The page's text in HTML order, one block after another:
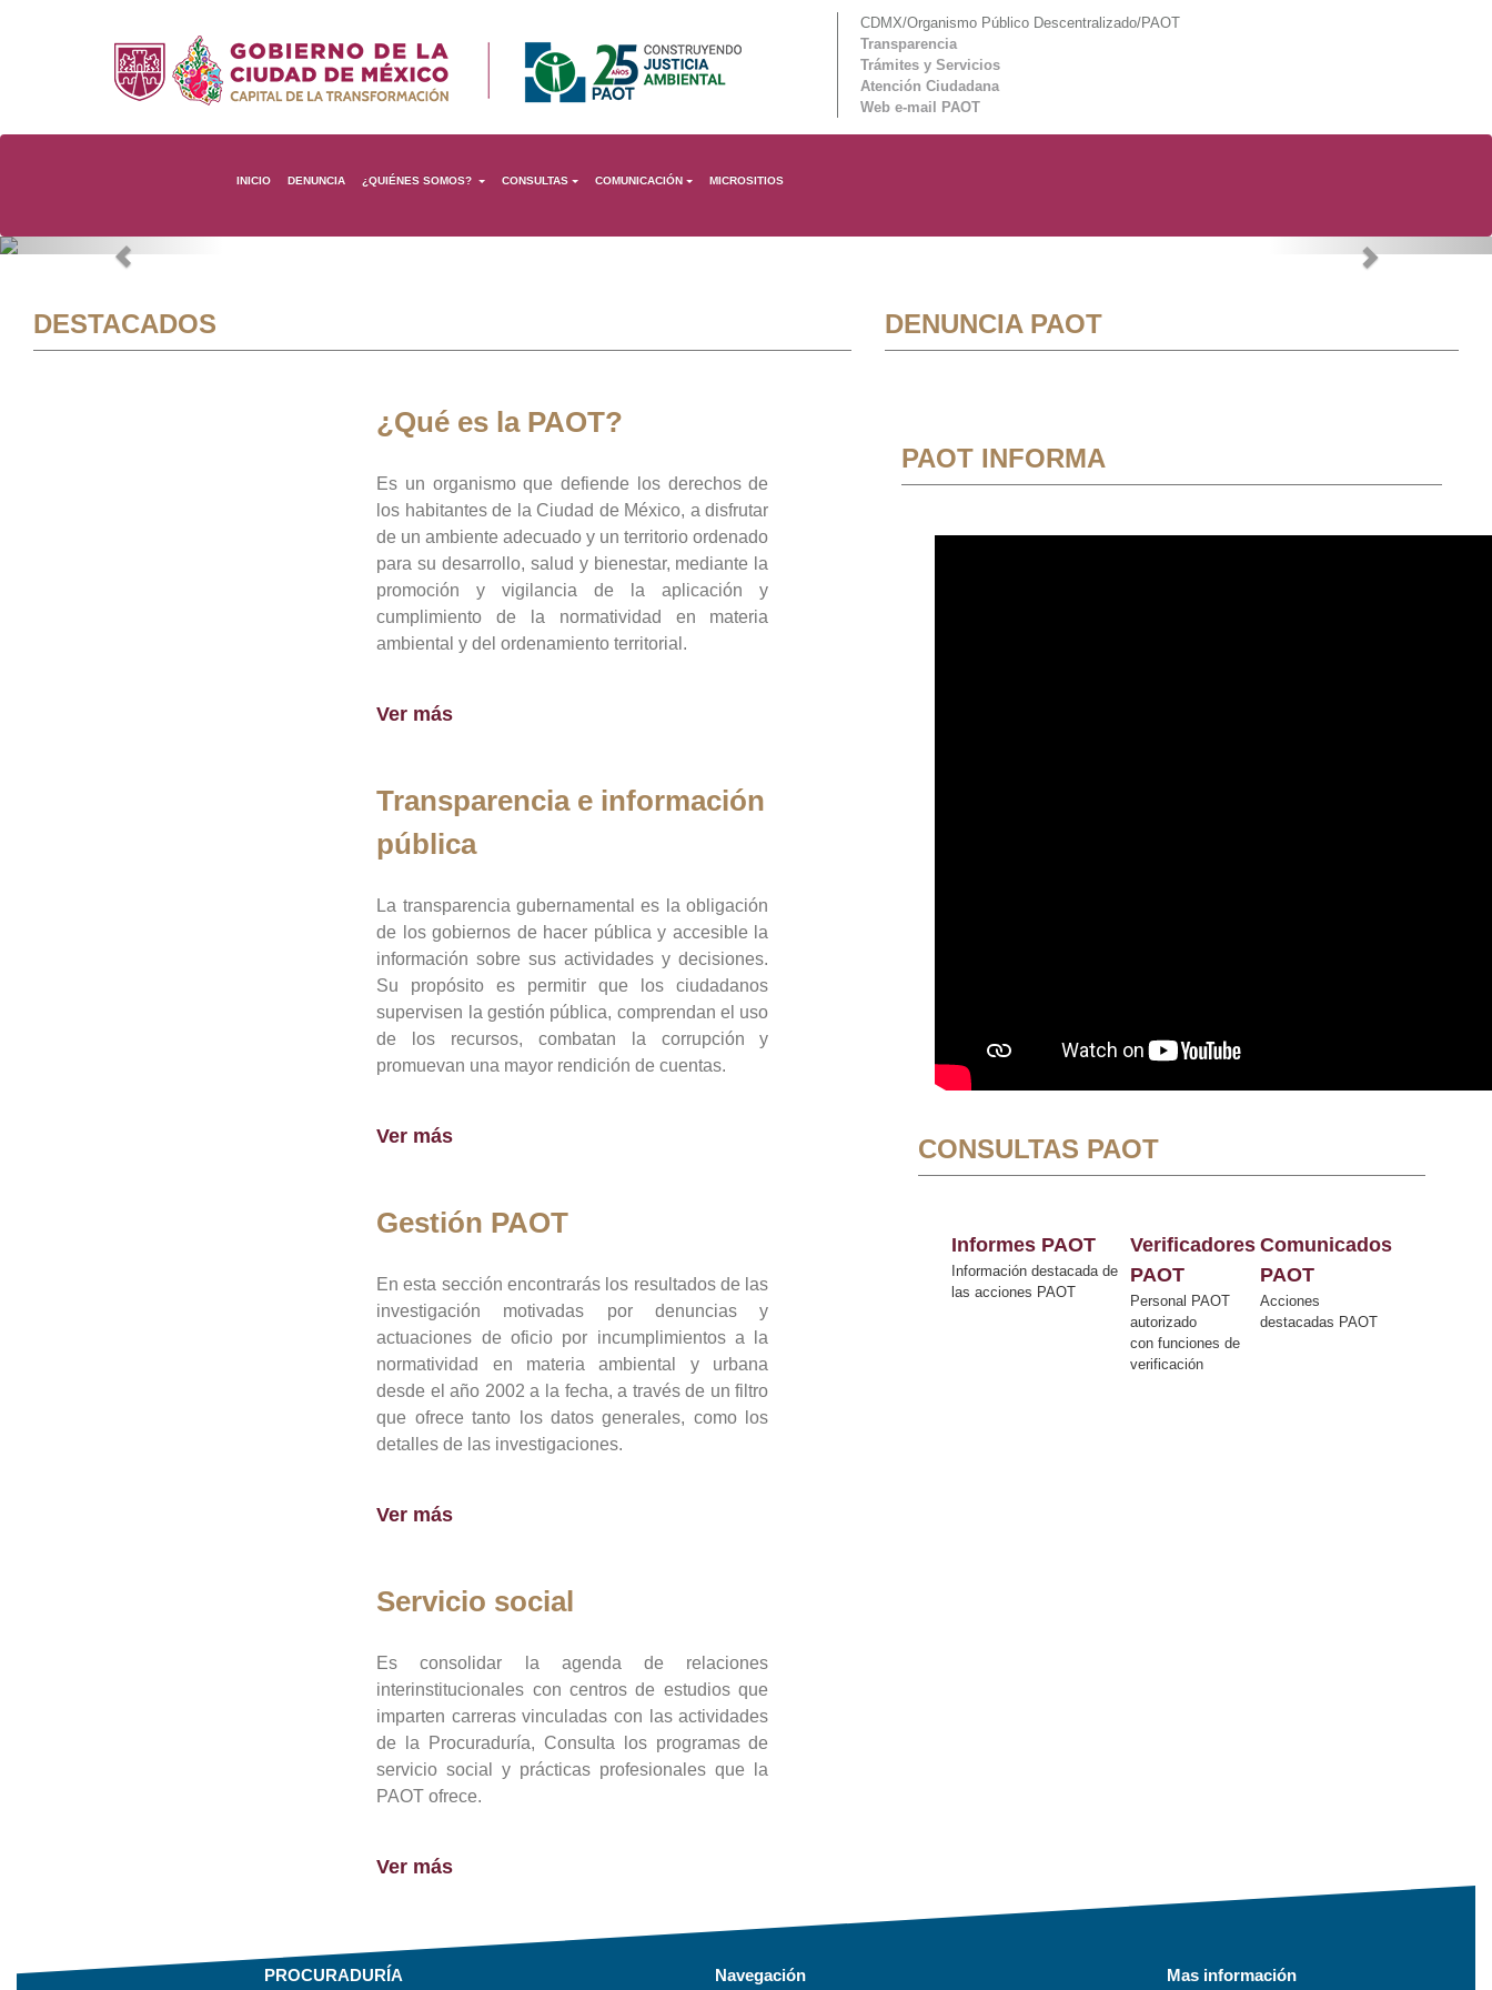
CDMX/Organismo Público Descentralizado/PAOT
Transparencia
Trámites y Servicios
Atención Ciudadana
Web e-mail PAOT
INICIO DENUNCIA ¿QUIÉNES SOMOS? CONSULTAS COMUNICACIÓN MICROSITIOS
Previous Next
DESTACADOS
¿Qué es la PAOT?
Es un organismo que defiende los derechos de
los habitantes de la Ciudad de México, a disfrutar
de un ambiente adecuado y un territorio ordenado
para su desarrollo, salud y bienestar, mediante la
promoción y vigilancia de la aplicación y
cumplimiento de la normatividad en materia
ambiental y del ordenamiento territorial.
Ver más
Transparencia e información
pública
La transparencia gubernamental es la obligación
de los gobiernos de hacer pública y accesible la
información sobre sus actividades y decisiones.
Su propósito es permitir que los ciudadanos
supervisen la gestión pública, comprendan el uso
de los recursos, combatan la corrupción y
promuevan una mayor rendición de cuentas.
Ver más
Gestión PAOT
En esta sección encontrarás los resultados de las
investigación motivadas por denuncias y
actuaciones de oficio por incumplimientos a la
normatividad en materia ambiental y urbana
desde el año 2002 a la fecha, a través de un filtro
que ofrece tanto los datos generales, como los
detalles de las investigaciones.
Ver más
Servicio social
Es consolidar la agenda de relaciones
interinstitucionales con centros de estudios que
imparten carreras vinculadas con las actividades
de la Procuraduría, Consulta los programas de
servicio social y prácticas profesionales que la
PAOT ofrece.
Ver más
DENUNCIA PAOT
PAOT INFORMA
CONSULTAS PAOT
Informes PAOT
Información destacada de
las acciones PAOT
Verificadores
PAOT
Personal PAOT
autorizado
con funciones de
verificación
Comunicados
PAOT
Acciones
destacadas PAOT
PROCURADURÍA Navegación Mas información